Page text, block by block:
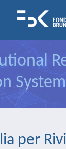
System
per